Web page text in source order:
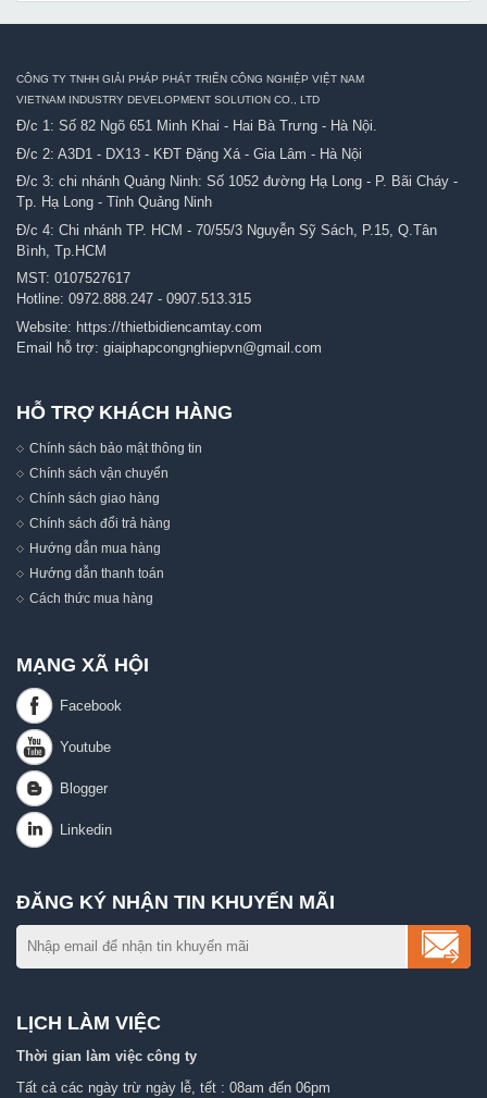
CÔNG TY TNHH GIẢI PHÁP PHÁT TRIỂN CÔNG NGHIỆP VIỆT NAM
VIETNAM INDUSTRY DEVELOPMENT SOLUTION CO., LTD
Đ/c 1: Số 82 Ngõ 651 Minh Khai - Hai Bà Trưng - Hà Nội.
Đ/c 2: A3D1 - DX13 - KĐT Đặng Xá - Gia Lâm - Hà Nội
Đ/c 3: chi nhánh Quảng Ninh: Số 1052 đường Hạ Long - P. Bãi Cháy -
Tp. Hạ Long - Tỉnh Quảng Ninh
Đ/c 4: Chi nhánh TP. HCM - 70/55/3 Nguyễn Sỹ Sách, P.15, Q.Tân
Bình, Tp.HCM
MST: 0107527617
Hotline: 0972.888.247 - 0907.513.315
Website: https://thietbidiencamtay.com
Email hỗ trợ: giaiphapcongnghiepvn@gmail.com
HỖ TRỢ KHÁCH HÀNG
Chính sách bảo mật thông tin
Chính sách vận chuyển
Chính sách giao hàng
Chính sách đổi trả hàng
Hướng dẫn mua hàng
Hướng dẫn thanh toán
Cách thức mua hàng
MẠNG XÃ HỘI
ĐĂNG KÝ NHẬN TIN KHUYẾN MÃI
LỊCH LÀM VIỆC
Thời gian làm việc công ty
Tất cả các ngày trừ ngày lễ, tết : 08am đến 06pm